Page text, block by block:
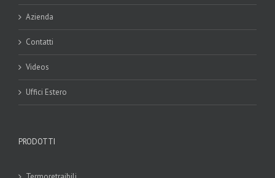
Azienda
Contatti
Videos
Uffici Estero
PRODOTTI